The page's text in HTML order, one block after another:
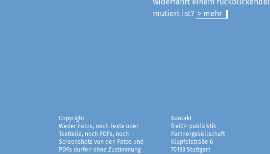
widerfährt einem
mutiert ist? > mehr
Copyright
Weder Fotos, noch Texte oder
Textteile, noch PDFs, noch
Screenshots von den Fotos und
PDFs dürfen ohne Zustimmung
Kontakt
frei04-publizistik
Partnergesellschaft
Klüpfelstraße 6
70193 Stuttgart